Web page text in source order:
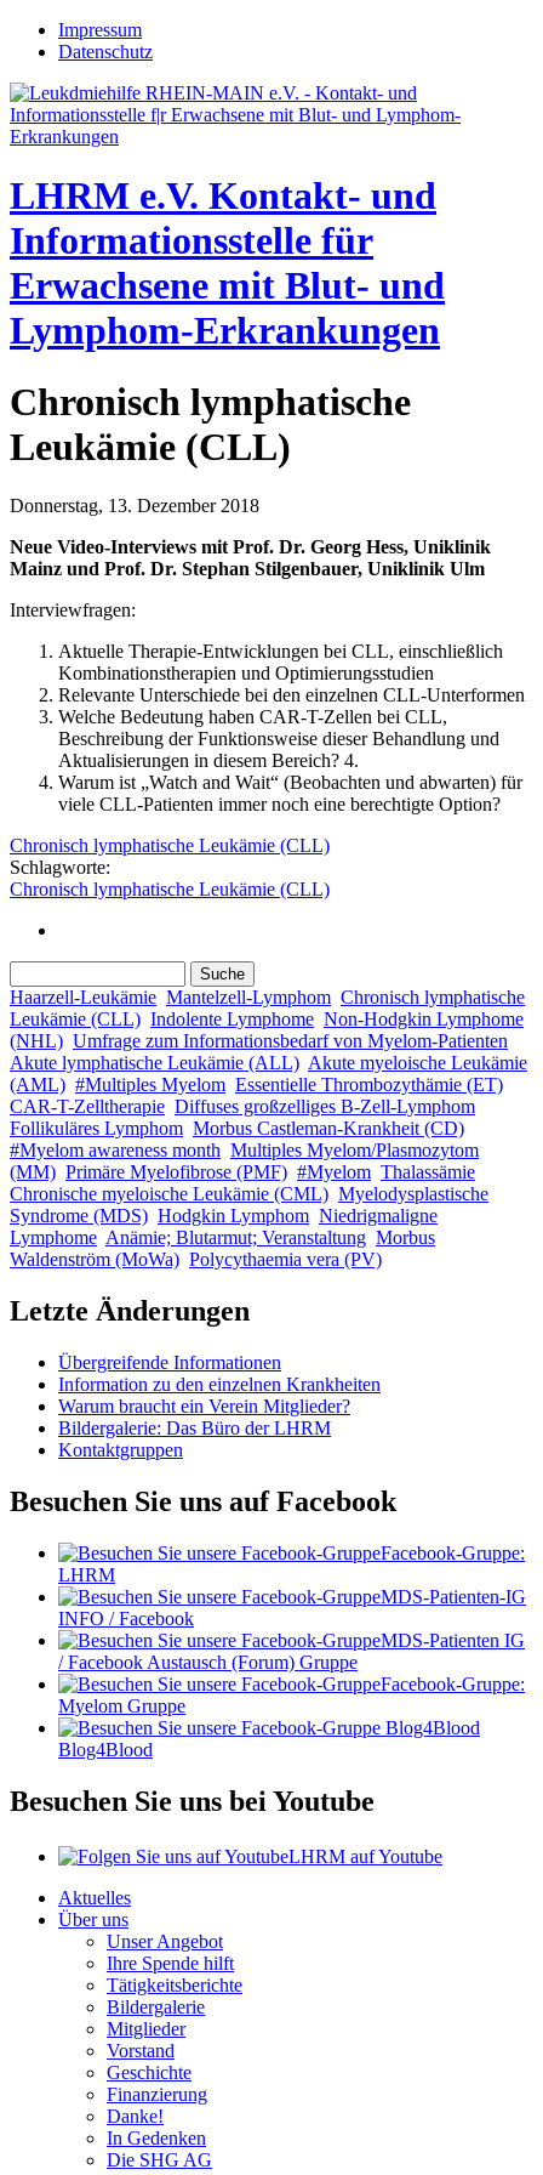
Jump to navigation
Impressum
Datenschutz
LHRM e.V. Kontakt- und
Informationsstelle für
Erwachsene mit Blut- und
Lymphom-Erkrankungen
Chronisch lymphatische
Leukämie (CLL)
Donnerstag, 13. Dezember 2018
Neue Video-Interviews mit Prof. Dr. Georg Hess, Uniklinik
Mainz und Prof. Dr. Stephan Stilgenbauer, Uniklinik Ulm
Interviewfragen:
Aktuelle Therapie-Entwicklungen bei CLL, einschließlich
Kombinationstherapien und Optimierungsstudien
Relevante Unterschiede bei den einzelnen CLL-Unterformen
Welche Bedeutung haben CAR-T-Zellen bei CLL,
Beschreibung der Funktionsweise dieser Behandlung und
Aktualisierungen in diesem Bereich? 4.
Warum ist „Watch and Wait“ (Beobachten und abwarten) für
viele CLL-Patienten immer noch eine berechtigte Option?
Chronisch lymphatische Leukämie (CLL)
Schlagworte:
Chronisch lymphatische Leukämie (CLL)
Suchformular
Haarzell-Leukämie Mantelzell-Lymphom Chronisch lymphatische
Leukämie (CLL) Indolente Lymphome Non-Hodgkin Lymphome
(NHL) Umfrage zum Informationsbedarf von Myelom-Patienten
Akute lymphatische Leukämie (ALL) Akute myeloische Leukämie
(AML) #Multiples Myelom Essentielle Thrombozythämie (ET)
CAR-T-Zelltherapie Diffuses großzelliges B-Zell-Lymphom
Follikuläres Lymphom Morbus Castleman-Krankheit (CD)
#Myelom awareness month Multiples Myelom/Plasmozytom
(MM) Primäre Myelofibrose (PMF) #Myelom Thalassämie
Chronische myeloische Leukämie (CML) Myelodysplastische
Syndrome (MDS) Hodgkin Lymphom Niedrigmaligne
Lymphome Anämie; Blutarmut; Veranstaltung Morbus
Waldenström (MoWa) Polycythaemia vera (PV)
Letzte Änderungen
Übergreifende Informationen
Information zu den einzelnen Krankheiten
Warum braucht ein Verein Mitglieder?
Bildergalerie: Das Büro der LHRM
Kontaktgruppen
Besuchen Sie uns auf Facebook
Facebook-Gruppe:
LHRM
MDS-Patienten-IG
INFO / Facebook
MDS-Patienten IG
/ Facebook Austausch (Forum) Gruppe
Facebook-Gruppe:
Myelom Gruppe
Blog4Blood
Besuchen Sie uns bei Youtube
LHRM auf Youtube
Aktuelles
Über uns
Unser Angebot
Ihre Spende hilft
Tätigkeitsberichte
Bildergalerie
Mitglieder
Vorstand
Geschichte
Finanzierung
Danke!
In Gedenken
Die SHG AG